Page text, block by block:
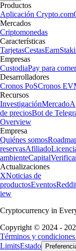
Productos
Aplicación Crypto.com
Mercados
Criptomonedas
Características
TarjetasCestasEarn
Empresas
CustodiaPay para
Desarrolladores
Cronos PoSCronos
Recursos
InvestigaciónMercado
de preciosBot de
Overview
Empresa
Quiénes somos
reservasAfiliado
ambienteCapital
Actualizaciones
XNoticias de
productosEventos
iew
Cryptocurrency in
Copyright © 2024 -
Términos y
LimitsEstado